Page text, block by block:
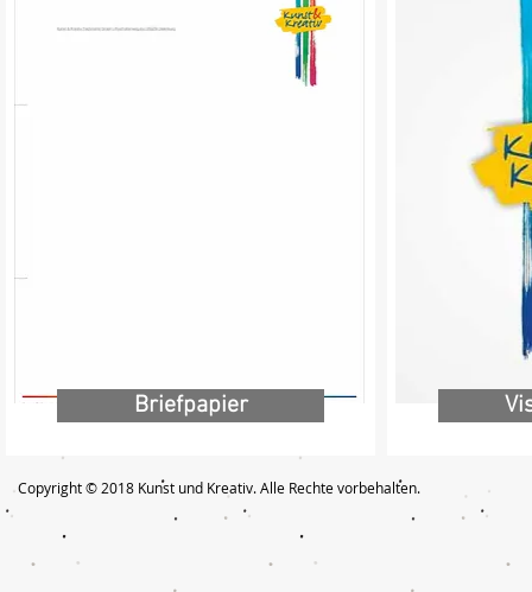
Briefpapier
Copyright © 2018 Kunst und Kreativ. Alle Rechte vorbehalten.